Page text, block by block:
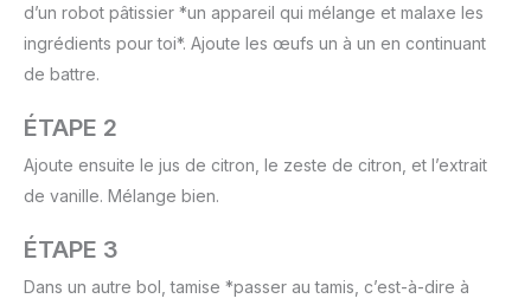
d’un robot pâtissier *un appareil qui mélange et malaxe les
ingrédients pour toi*. Ajoute les œufs un à un en continuant
de battre.
ÉTAPE 2
Ajoute ensuite le jus de citron, le zeste de citron, et l’extrait
de vanille. Mélange bien.
ÉTAPE 3
Dans un autre bol, tamise *passer au tamis, c’est-à-dire à